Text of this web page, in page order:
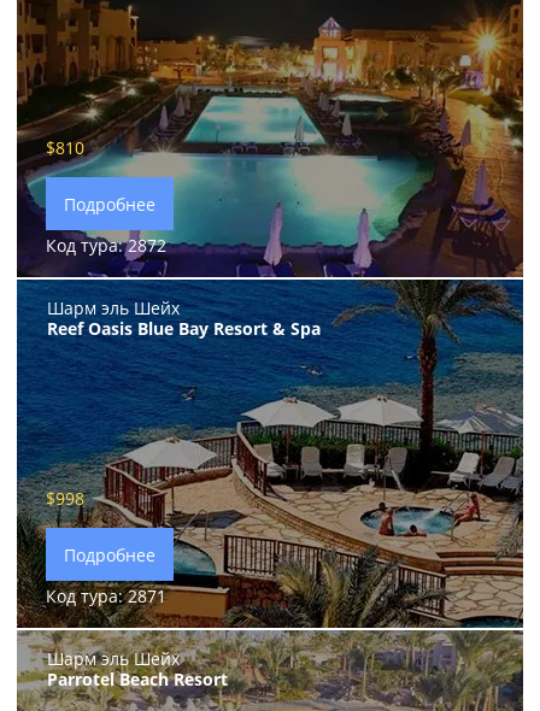
$810
Подробнее
Код тура: 2872
Шарм эль Шейх
Reef Oasis Blue Bay Resort & Spa
$998
Подробнее
Код тура: 2871
Шарм эль Шейх
Parrotel Beach Resort